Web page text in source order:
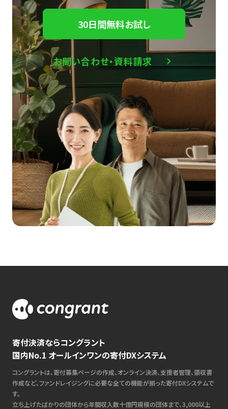
30日間無料お試し
お問い合わせ・資料請求
寄付決済ならコングラント
国内No.1 オールインワンの寄付DXシステム
コングラントは、寄付募集ページの作成、オンライン決済、支援者管理、領収書
作成など、ファンドレイジングに必要な全ての機能が揃った寄付DXシステムで
す。
立ち上げたばかりの団体から年間収入数十億円規模の団体まで、3,000以上